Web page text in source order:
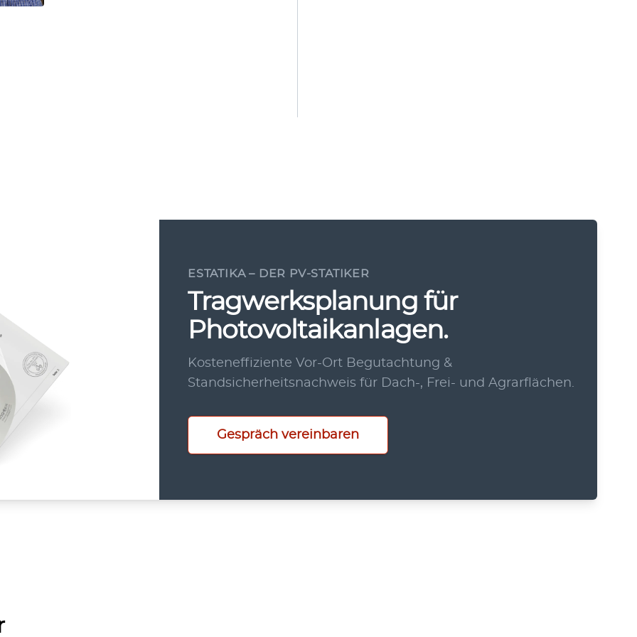
Der notwendi­ge Infor­ma­tion­
wir auch bei weit­eren Pro­jek­tenESTATIKA – DER PV-STATIKER
Tragwerksplanung für
Photovoltaikanlagen.
Kosteneffiziente Vor-Ort Begutachtung &
Standsicherheitsnachweis für Dach-, Frei- und Agrarflächen.
Gespräch vereinbaren